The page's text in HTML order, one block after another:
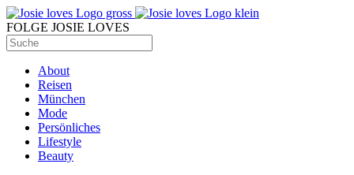
FOLGE JOSIE LOVES
About
Reisen
München
Mode
Persönliches
Lifestyle
Beauty